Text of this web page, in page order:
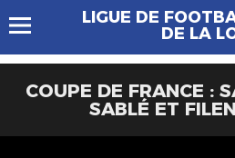
LIGUE DE
DE LA
COUPE DE FRANCE :
SABLÉ ET